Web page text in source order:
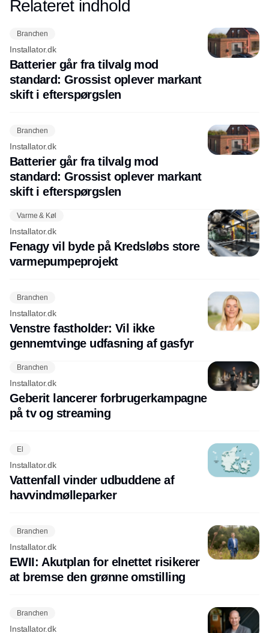
Annonce
Relateret indhold
Branchen
Installator.dk
Batterier går fra tilvalg mod
standard: Grossist oplever markant
skift i efterspørgslen
Branchen
Installator.dk
Batterier går fra tilvalg mod
standard: Grossist oplever markant
skift i efterspørgslen
Varme & Køl
Installator.dk
Fenagy vil byde på Kredsløbs store
varmepumpeprojekt
Branchen
Installator.dk
Venstre fastholder: Vil ikke
gennemtvinge udfasning af gasfyr
Branchen
Installator.dk
Geberit lancerer forbrugerkampagne
på tv og streaming
El
Installator.dk
Vattenfall vinder udbuddene af
havvindmølleparker
Branchen
Installator.dk
EWII: Akutplan for elnettet risikerer
at bremse den grønne omstilling
Branchen
Installator.dk